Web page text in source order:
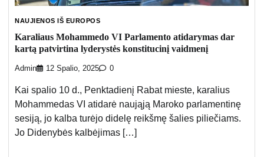
NAUJIENOS IŠ EUROPOS
Karaliaus Mohammedo VI Parlamento atidarymas dar
kartą patvirtina lyderystės konstitucinį vaidmenį
Admin 12 Spalio, 2025 0
Kai spalio 10 d., Penktadienį Rabat mieste, karalius
Mohammedas VI atidarė naująją Maroko parlamentinę
sesiją, jo kalba turėjo didelę reikšmę šalies piliečiams.
Jo Didenybės kalbėjimas […]